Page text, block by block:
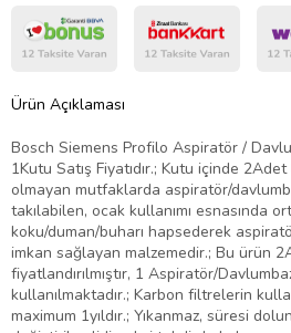
Ürün Açıklaması
Bosch Siemens Profilo Aspiratör /
1Kutu Satış Fiyatıdır.; Kutu içinde
olmayan mutfaklarda aspiratör/
takılabilen, ocak kullanımı esnasında
koku/duman/buharı hapsederek
imkan sağlayan malzemedir.; Bu ürün
fiyatlandırılmıştır, 1 Aspiratör/
kullanılmaktadır.; Karbon filtrelerin
maximum 1yıldır.; Yıkanmaz, süresi